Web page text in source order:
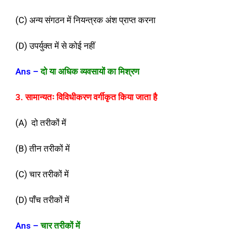
(C) अन्य संगठन में नियन्त्रक अंश प्राप्त करना
(D) उपर्युक्त में से कोई नहीं
Ans – दो या अधिक व्यवसायों का मिश्रण
3. सामान्यतः विविधीकरण वर्गीकृत किया जाता है
(A) दो तरीकों में
(B) तीन तरीकों में
(C) चार तरीकों में
(D) पाँच तरीकों में
Ans – चार तरीकों में